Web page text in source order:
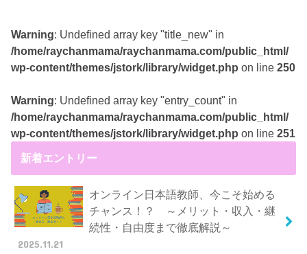
Warning: Undefined array key "title_new" in
/home/raychanmama/raychanmama.com/public_html/
wp-content/themes/jstork/library/widget.php on line250
Warning: Undefined array key "entry_count" in
/home/raychanmama/raychanmama.com/public_html/
wp-content/themes/jstork/library/widget.php on line251
新着エントリー
オンライン日本語教師、今こそ始める
チャンス！？ ～メリット・収入・継
続性・自由度まで徹底解説～
2025.11.21